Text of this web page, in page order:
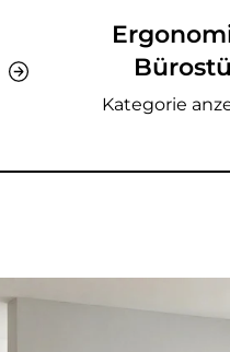
Kategorie